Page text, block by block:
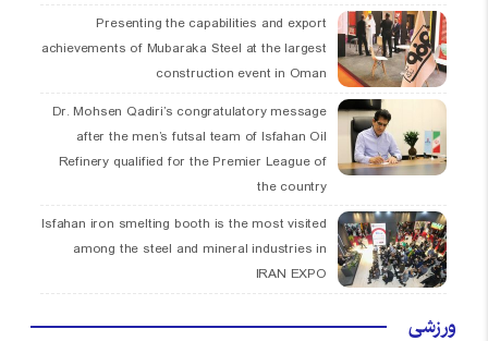
Presenting the capabilities and export
achievements of Mubaraka Steel at the largest
construction event in Oman
Dr. Mohsen Qadiri’s congratulatory message
after the men’s futsal team of Isfahan Oil
Refinery qualified for the Premier League of
the country
Isfahan iron smelting booth is the most visited
among the steel and mineral industries in
IRAN EXPO
ورزشی